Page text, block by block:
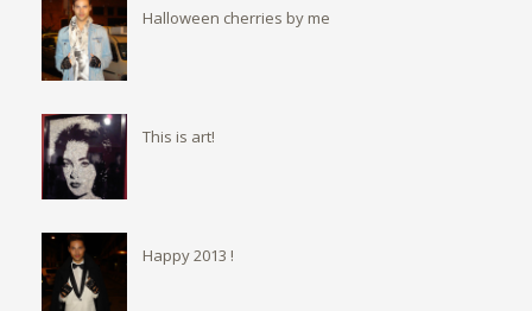
Halloween cherries by me
This is art!
Happy 2013 !